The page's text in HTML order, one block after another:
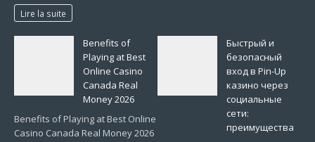
Lire la suite
Benefits of
Playing at Best
Online Casino
Canada Real
Money 2026
Benefits of Playing at Best Online
Casino Canada Real Money 2026
Быстрый и
безопасный
вход в Pin-Up
казино через
социальные
сети:
преимущества